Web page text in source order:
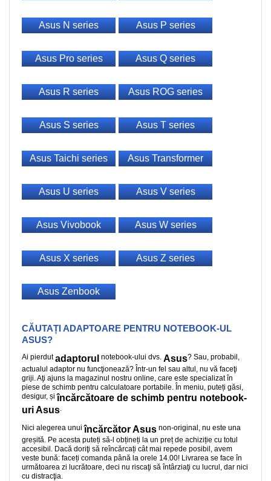
Asus N series Asus P series
Asus Pro series Asus Q series
Asus R series Asus ROG series
Asus S series Asus T series
Asus Taichi series Asus Transformer
Asus U series Asus V series
Asus Vivobook Asus W series
Asus X series Asus Z series
Asus Zenbook
CĂUTAȚI ADAPTOARE PENTRU NOTEBOOK-UL
ASUS?
Ai pierdutadaptorul notebook-ului dvs. Asus? Sau, probabil,
actualul adaptor nu funcţionează? Într-un fel sau altul, nu vă faceţi
griji. Aţi ajuns la magazinul nostru online, care este specializat în
piese de schimb pentru calculatoare portabile. În meniu, puteți găsi,
desigur, șiîncărcătoare de schimb pentru notebook-
uri Asus.
Nici alegerea unuiîncărcător Asus non-original, nu este una
greșită. Pe acesta puteți să-l obțineți la un preț de achiziție cu totul
accesibil. Dacă doriţi să reîncărcați cât mai repede posibil, avem
veste bună: faceți comanda până la orele 14.00! Livrarea se face în
următoarea zi lucrătoare, deci nu riscaţi să întârziaţi cu lucrul, dar nici
cu distracţia.